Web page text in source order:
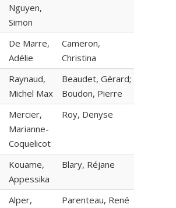
Nguyen,
Simon
De Marre,
Adélie
Cameron,
Christina
Raynaud,
Michel Max
Beaudet, Gérard;
Boudon, Pierre
Mercier,
Marianne-
Coquelicot
Roy, Denyse
Kouame,
Appessika
Blary, Réjane
Alper,
Parenteau, René